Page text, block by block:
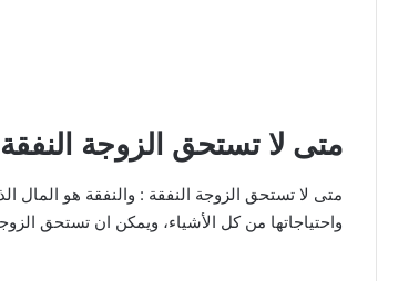
متى لا تستحق الزوجة النفقة
متى لا تستحق الزوجة النفقة : والنفقة هو
واحتياجاتها من كل الأشياء، ويمكن ان تستحق